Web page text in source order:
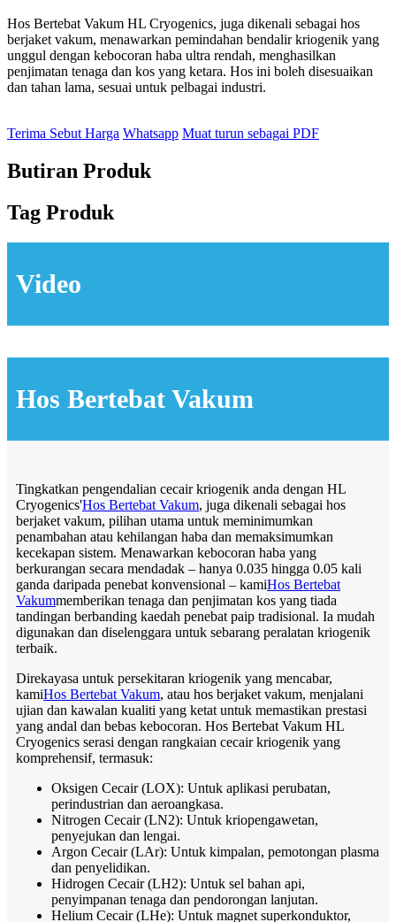
Hos Bertebat Vakum HL Cryogenics, juga dikenali sebagai hos
berjaket vakum, menawarkan pemindahan bendalir kriogenik yang
unggul dengan kebocoran haba ultra rendah, menghasilkan
penjimatan tenaga dan kos yang ketara. Hos ini boleh disesuaikan
dan tahan lama, sesuai untuk pelbagai industri.
Terima Sebut Harga Whatsapp Muat turun sebagai PDF
Butiran Produk
Tag Produk
Video
Hos Bertebat Vakum
Tingkatkan pengendalian cecair kriogenik anda dengan HL
Cryogenics'Hos Bertebat Vakum, juga dikenali sebagai hos
berjaket vakum, pilihan utama untuk meminimumkan
penambahan atau kehilangan haba dan memaksimumkan
kecekapan sistem. Menawarkan kebocoran haba yang
berkurangan secara mendadak – hanya 0.035 hingga 0.05 kali
ganda daripada penebat konvensional – kamiHos Bertebat
Vakummemberikan tenaga dan penjimatan kos yang tiada
tandingan berbanding kaedah penebat paip tradisional. Ia mudah
digunakan dan diselenggara untuk sebarang peralatan kriogenik
terbaik.
Direkayasa untuk persekitaran kriogenik yang mencabar,
kamiHos Bertebat Vakum, atau hos berjaket vakum, menjalani
ujian dan kawalan kualiti yang ketat untuk memastikan prestasi
yang andal dan bebas kebocoran. Hos Bertebat Vakum HL
Cryogenics serasi dengan rangkaian cecair kriogenik yang
komprehensif, termasuk:
Oksigen Cecair (LOX): Untuk aplikasi perubatan,
perindustrian dan aeroangkasa.
Nitrogen Cecair (LN2): Untuk kriopengawetan,
penyejukan dan lengai.
Argon Cecair (LAr): Untuk kimpalan, pemotongan plasma
dan penyelidikan.
Hidrogen Cecair (LH2): Untuk sel bahan api,
penyimpanan tenaga dan pendorongan lanjutan.
Helium Cecair (LHe): Untuk magnet superkonduktor,